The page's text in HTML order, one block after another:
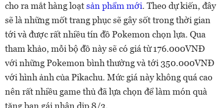
cho ra mắt hàng loạtsản phẩm mới. Theo dự kiến, đây
sẽ là những mốt trang phục sẽ gây sốt trong thời gian
tới và được rất nhiều tín đồ Pokemon chọn lựa. Qua
tham khảo, mỗi bộ đồ này sẽ có giá từ 176.000VNĐ
với những Pokemon bình thường và tới 350.000VNĐ
với hình ảnh của Pikachu. Mức giá này không quá cao
nên rất nhiều game thủ đã lựa chọn để làm món quà
tặng bạn gái nhân dịp 8/3.